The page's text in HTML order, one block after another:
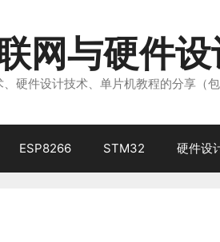
网与硬件
硬件设计技术、单片机教程的分享（
ESP8266 STM32 硬件设